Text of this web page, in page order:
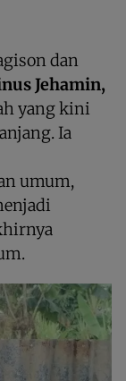
dan
Jehamin,
yang kini
Ia
umum,